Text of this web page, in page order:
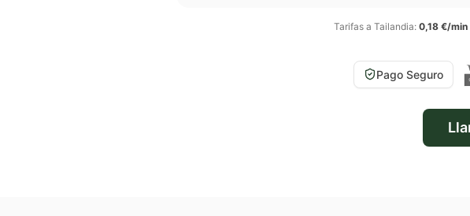
Tarifas a Tailandia: 0,18 €/min
Pago Seguro